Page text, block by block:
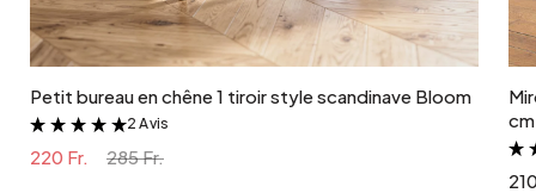
Ajouter au panier
Petit bureau en chêne 1 tiroir style scandinave Bloom
&
2 Avis
220 Fr. 285 Fr.